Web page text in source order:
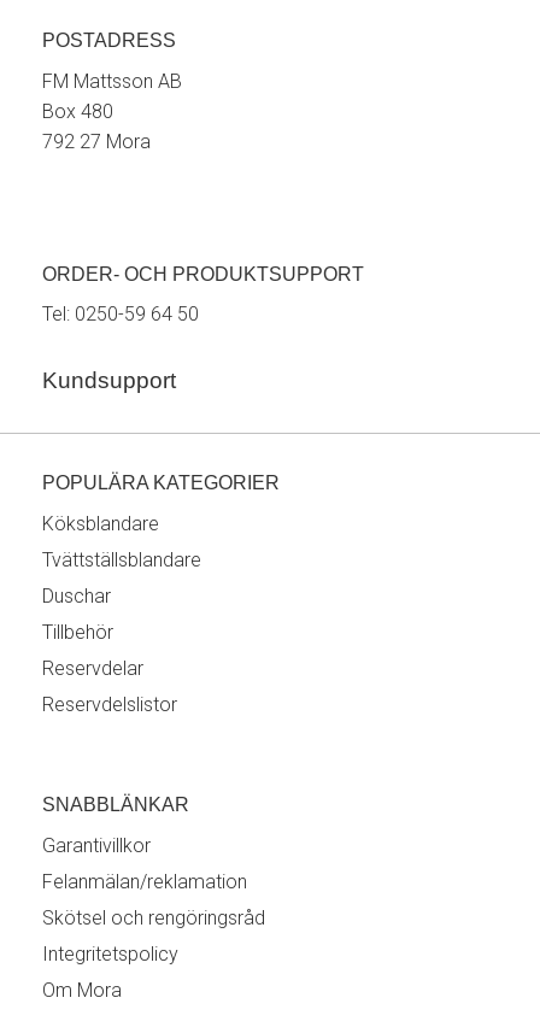
POSTADRESS
FM Mattsson AB
Box 480
792 27 Mora
ORDER- OCH PRODUKTSUPPORT
Tel: 0250-59 64 50
Kundsupport
POPULÄRA KATEGORIER
Köksblandare
Tvättställsblandare
Duschar
Tillbehör
Reservdelar
Reservdelslistor
SNABBLÄNKAR
Garantivillkor
Felanmälan/reklamation
Skötsel och rengöringsråd
Integritetspolicy
Om Mora